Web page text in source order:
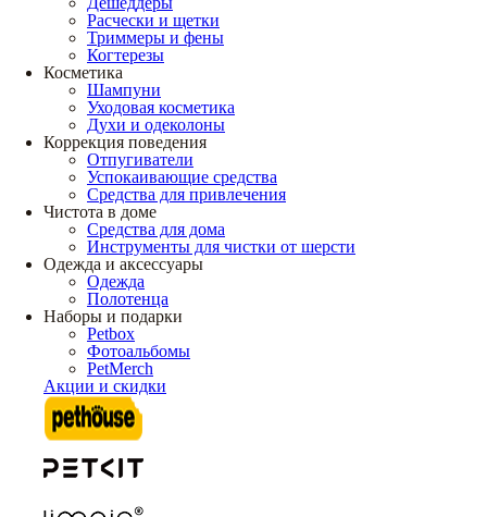
Расчески и щетки
Триммеры и фены
Когтерезы
Косметика
Шампуни
Уходовая косметика
Духи и одеколоны
Коррекция поведения
Отпугиватели
Успокаивающие средства
Средства для привлечения
Чистота в доме
Средства для дома
Инструменты для чистки от шерсти
Одежда и аксессуары
Одежда
Полотенца
Наборы и подарки
Petbox
Фотоальбомы
PetMerch
Акции и скидки